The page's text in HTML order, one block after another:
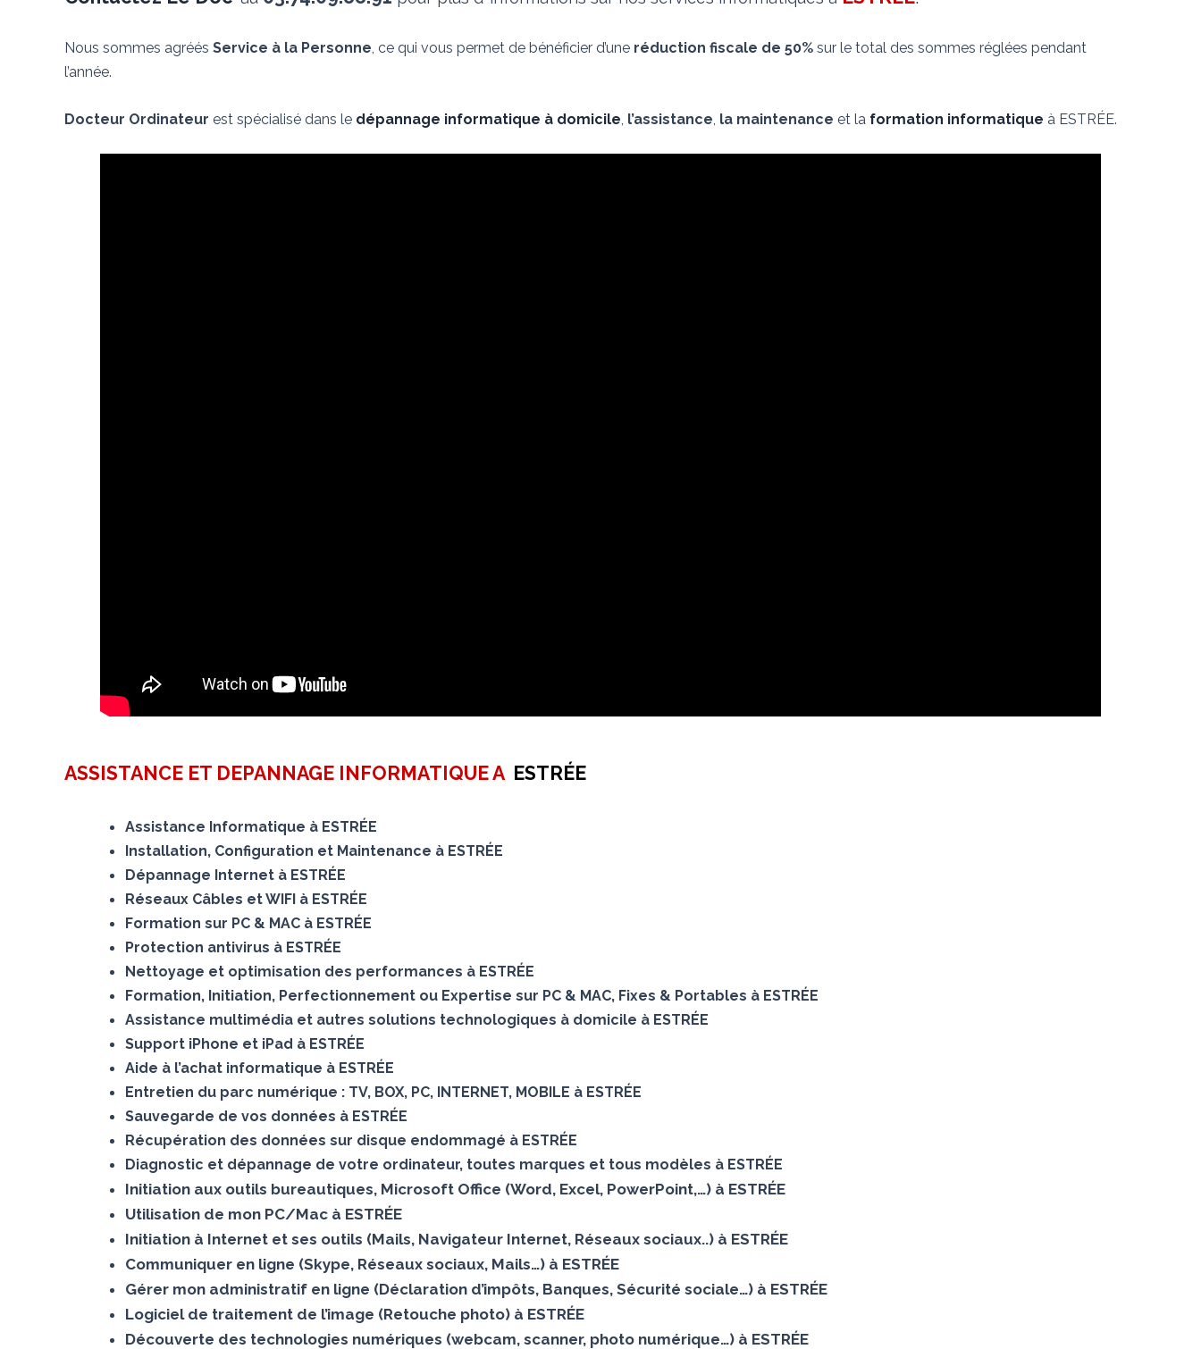
Nous sommes agréés Service à la Personne, ce qui vous permet de bénéficier d’une réduction fiscale de 50% sur le total des sommes réglées pendant
l’année.
Docteur Ordinateur est spécialisé dans le dépannage informatique à domicile l’assistance la maintenance et la formation informatique à ESTRÉE.
ASSISTANCE ET DEPANNAGE INFORMATIQUE A ESTRÉE
Assistance Informatique à ESTRÉE
Installation, Configuration et Maintenance à ESTRÉE
Dépannage Internet à ESTRÉE
Réseaux Câbles et WIFI à ESTRÉE
Formation sur PC & MAC à ESTRÉE
Protection antivirus à ESTRÉE
Nettoyage et optimisation des performances à ESTRÉE
Formation, Initiation, Perfectionnement ou Expertise sur PC & MAC, Fixes & Portables à ESTRÉE
Assistance multimédia et autres solutions technologiques à domicile à ESTRÉE
Support iPhone et iPad à ESTRÉE
Aide à l’achat informatique à ESTRÉE
Entretien du parc numérique : TV, BOX, PC, INTERNET, MOBILE à ESTRÉE
Sauvegarde de vos données à ESTRÉE
Récupération des données sur disque endommagé à ESTRÉE
Diagnostic et dépannage de votre ordinateur, toutes marques et tous modèles à ESTRÉE
Initiation aux outils bureautiques, Microsoft Office (Word, Excel, PowerPoint,…) à ESTRÉE
Utilisation de mon PC/Mac à ESTRÉE
Initiation à Internet et ses outils (Mails, Navigateur Internet, Réseaux sociaux..) à ESTRÉE
Communiquer en ligne (Skype, Réseaux sociaux, Mails…) à ESTRÉE
Gérer mon administratif en ligne (Déclaration d’impôts, Banques, Sécurité sociale…) à ESTRÉE
Logiciel de traitement de l’image (Retouche photo) à ESTRÉE
Découverte des technologies numériques (webcam, scanner, photo numérique…) à ESTRÉE